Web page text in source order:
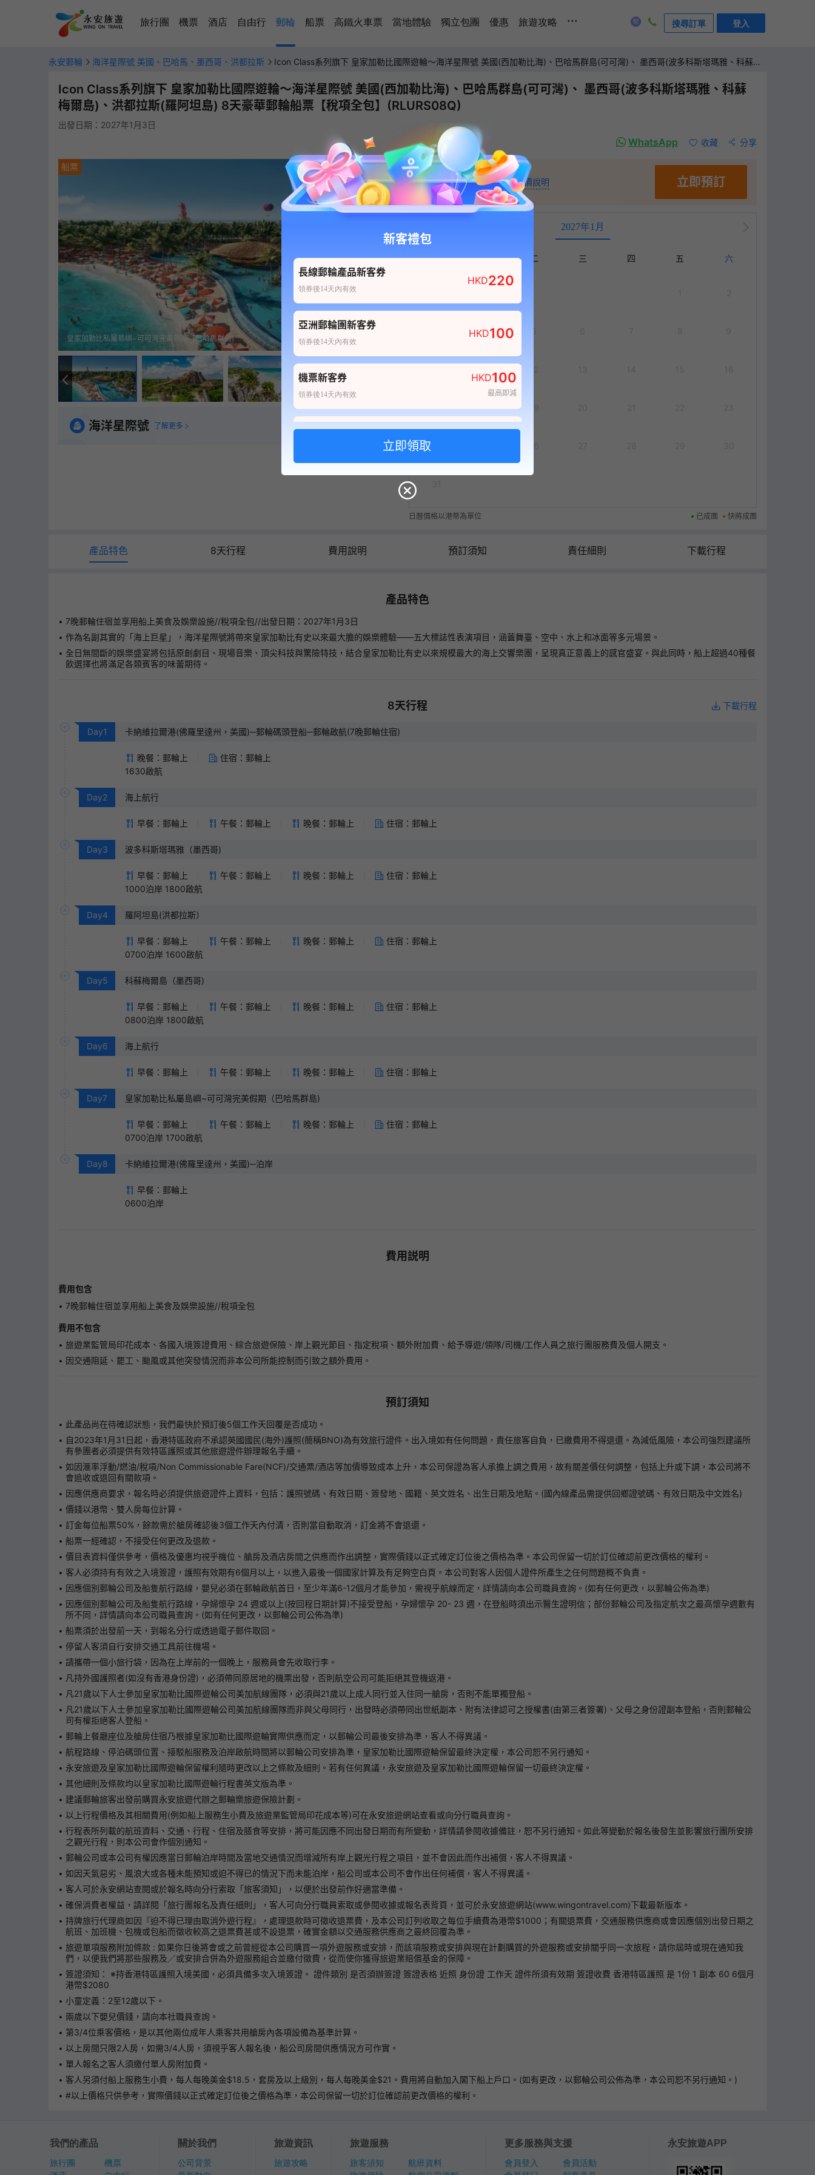
旅行團 機票 酒店 自由行 郵輪 船票 高鐵火車票 當地體驗 獨立包團 優惠 旅遊攻略 ... 搜尋訂單 登入
永安郵輪 海洋星際號 美國、巴哈馬、墨西哥、洪都拉斯 Icon Class系列旗下 皇家加勒比國際遊輪～海洋星際號 美國(西加勒比海)、巴哈馬群島(可可灣)、 墨西哥(波多科斯塔瑪雅、科蘇梅
爾島)、洪都拉斯(羅阿坦島) 8天豪華郵輪船票【稅項全包】
Icon Class系列旗下 皇家加勒比國際遊輪～海洋星際號 美國(西加勒比海)、巴哈馬群島(可可灣)、 墨西哥(波多科斯塔瑪雅、科蘇
梅爾島)、洪都拉斯(羅阿坦島) 8天豪華郵輪船票【稅項全包】(RLURS08Q)
出發日期：2027年1月3日
WhatsApp 收藏 分享
皇家加勒比私屬島嶼~可可灣完美假期（巴哈馬群島)
船票
海洋星際號 了解更多
HKD 13,399+ 起價說明 立即預訂
2027年1月
日 一 二 三 四 五 六
4
17 18
日曆價格以港幣為單位 已成團 快將成團
產品特色 8天行程 費用說明 預訂須知 責任細則 下載行程
產品特色
7晚郵輪住宿並享用船上美食及娛樂設施//稅項全包//出發日期：2027年1月3日
作為名副其實的「海上巨星」，海洋星際號將帶來皇家加勒比有史以來最大膽的娛樂體驗——五大標誌性表演項目，涵蓋舞臺、空中、水上和冰面等多元場景。
全日無間斷的娛樂盛宴將包括原創劇目、現場音樂、頂尖科技與驚險特技，結合皇家加勒比有史以來規模最大的海上交響樂團，呈現真正意義上的感官盛宴。與此同時，船上超過40種餐
飲選擇也將滿足各類賓客的味蕾期待。
8天行程 下載行程
Day1 卡納維拉爾港(佛羅里達州，美國)─郵輪碼頭登船─郵輪啟航(7晚郵輪住宿)
晚餐：郵輪上
住宿：郵輪上
1630啟航
Day2 海上航行
早餐：郵輪上 午餐：郵輪上 晚餐：郵輪上 住宿：郵輪上
Day3 波多科斯塔瑪雅（墨西哥)
早餐：郵輪上 午餐：郵輪上 晚餐：郵輪上
住宿：郵輪上
1000泊岸 1800啟航
Day4 羅阿坦島(洪都拉斯）
早餐：郵輪上 午餐：郵輪上 晚餐：郵輪上
住宿：郵輪上
0700泊岸 1600啟航
Day5 科蘇梅爾島（墨西哥)
早餐：郵輪上 午餐：郵輪上 晚餐：郵輪上
住宿：郵輪上
0800泊岸 1800啟航
Day6 海上航行
早餐：郵輪上 午餐：郵輪上 晚餐：郵輪上 住宿：郵輪上
Day7 皇家加勒比私屬島嶼~可可灣完美假期（巴哈馬群島)
早餐：郵輪上 午餐：郵輪上 晚餐：郵輪上
住宿：郵輪上
0700泊岸 1700啟航
Day8 卡納維拉爾港(佛羅里達州，美國)─泊岸
早餐：郵輪上
0600泊岸
費用説明
費用包含
7晚郵輪住宿並享用船上美食及娛樂設施//稅項全包
費用不包含
旅遊業監管局印花成本、各國入境簽證費用、綜合旅遊保險、岸上觀光節目、指定稅項、額外附加費、給予導遊/領隊/司機/工作人員之旅行團服務費及個人開支。
因交通阻延、罷工、颱風或其他突發情況而非本公司所能控制而引致之額外費用。
預訂須知
此產品尚在待確認狀態，我們最快於預訂後5個工作天回覆是否成功。
自2023年1月31日起，香港特區政府不承認英國國民(海外)護照(簡稱BNO)為有效旅行證件。出入境如有任何問題，責任旅客自負，已繳費用不得退還。為減低風險，本公司強烈建議所
有參團者必須提供有效特區護照或其他旅遊證件辦理報名手續。
如因滙率浮動/燃油/稅項/Non Commissionable Fare(NCF)/交通票/酒店等加價導致成本上升，本公司保證為客人承擔上調之費用，故有關差價任何調整，包括上升或下調，本公司將不
會追收或退回有關款項。
因應供應商要求，報名時必須提供旅遊證件上資料，包括：護照號碼、有效日期、簽發地、國籍、英文姓名、出生日期及地點。(國內線產品需提供回鄉證號碼、有效日期及中文姓名)
價錢以港幣、雙人房每位計算。
訂金每位船票50%，餘款需於艙房確認後3個工作天內付清，否則當自動取消，訂金將不會退還。
船票一經確認，不接受任何更改及退款。
價目表資料僅供參考，價格及優惠均視乎機位、艙房及酒店房間之供應而作出調整，實際價錢以正式確定訂位後之價格為準。本公司保留一切於訂位確認前更改價格的權利。
客人必須持有有效之入境簽證，護照有效期有6個月以上，以進入最後一個國家計算及有足夠空白頁。本公司對客人因個人證件所產生之任何問題概不負責。
因應個別郵輪公司及船隻航行路線，嬰兒必須在郵輪啟航首日，至少年滿6-12個月才能參加，需視乎航線而定，詳情請向本公司職員查詢。(如有任何更改，以郵輪公佈為準)
因應個別郵輪公司及船隻航行路線，孕婦懷孕 24 週或以上(按回程日期計算)不接受登船，孕婦懷孕 20- 23 週，在登船時須出示醫生證明信；部份郵輪公司及指定航次之最高懷孕週數有
所不同，詳情請向本公司職員查詢。(如有任何更改，以郵輪公司公佈為準)
船票須於出發前一天，到報名分行或透過電子郵件取回。
停留人客須自行安排交通工具前往機場。
請攜帶一個小旅行袋，因為在上岸前的一個晚上，服務員會先收取行李。
凡持外國護照者(如沒有香港身份證)，必須帶同原居地的機票出發，否則航空公司可能拒絕其登機返港。
凡21歲以下人士參加皇家加勒比國際遊輪公司美加航線團隊，必須與21歲以上成人同行並入住同一艙房，否則不能單獨登船。
凡21歲以下人士參加皇家加勒比國際遊輪公司美加航線團隊而非與父母同行，出發時必須帶同出世紙副本、附有法律認可之授權書(由第三者簽署)、父母之身份證副本登船，否則郵輪公
司有權拒絕客人登船。
郵輪上餐廳座位及艙房住宿乃根據皇家加勒比國際遊輪實際供應而定，以郵輪公司最後安排為準，客人不得異議。
航程路線、停泊碼頭位置、接駁船服務及泊岸啟航時間將以郵輪公司安排為準，皇家加勒比國際遊輪保留最終決定權，本公司恕不另行通知。
永安旅遊及皇家加勒比國際遊輪保留權利隨時更改以上之條款及細則。若有任何異議，永安旅遊及皇家加勒比國際遊輪保留一切最終決定權。
其他細則及條款均以皇家加勒比國際遊輪行程書英文版為準。
建議郵輪旅客出發前購買永安旅遊代辦之郵輪樂旅遊保險計劃。
以上行程價格及其相關費用(例如船上服務生小費及旅遊業監管局印花成本等)可在永安旅遊網站查看或向分行職員查詢。
行程表所列載的航班資料、交通、行程、住宿及膳食等安排，將可能因應不同出發日期而有所變動，詳情請參閱收據備註，恕不另行通知。如此等變動於報名後發生並影響旅行團所安排
之觀光行程，則本公司會作個別通知。
郵輪公司或本公司有權因應當日郵輪泊岸時間及當地交通情況而增減所有岸上觀光行程之項目，並不會因此而作出補償，客人不得異議。
如因天氣惡劣、風浪大或各種未能預知或迫不得已的情況下而未能泊岸，船公司或本公司不會作出任何補償，客人不得異議。
客人可於永安網站查閱或於報名時向分行索取「旅客須知」，以便於出發前作好適當準備。
確保消費者權益，請詳閱「旅行團報名及責任細則」，客人可向分行職員索取或參閱收據或報名表背頁，並可於永安旅遊網站(www.wingontravel.com)下載最新版本。
持牌旅行代理商如因『迫不得已理由取消外遊行程』，處理退款時可徵收退票費，及本公司訂列收取之每位手續費為港幣$1000；有關退票費，交通服務供應商或會因應個別出發日期之
航班、加班機、包機或包船而徵收較高之退票費甚或不設退票，確實金額以交通服務供應商之最終回覆為準。
旅遊單項服務附加條款 : 如果你日後將會或之前曾經從本公司購買一項外遊服務或安排，而該項服務或安排與現在計劃購買的外遊服務或安排關乎同一次旅程，請你屆時或現在通知我
們，以便我們將那些服務及／或安排合併為外遊服務組合並繳付徵費，從而使你獲得旅遊業賠償基金的保障。
簽證須知： ※持香港特區護照入境美國，必須具備多次入境簽證。 證件類別 是否須辦簽證 簽證表格 近照 身份證 工作天 證件所須有效期 簽證收費 香港特區護照 是 1份 1 副本 60 6個月
港幣$2080
小童定義：2至12歲以下。
兩歲以下嬰兒價錢，請向本社職員查詢。
第3/4位乘客價格，是以其他兩位成年人乘客共用艙房內各項設備為基準計算。
以上房間只限2人房，如需3/4人房，須視乎客人報名後，船公司房間供應情況方可作實。
單人報名之客人須繳付單人房附加費。
客人另須付船上服務生小費，每人每晚美金$18.5，套房及以上級別，每人每晚美金$21。費用將自動加入閣下船上戶口。(如有更改，以郵輪公司公佈為準，本公司恕不另行通知。)
#以上價格只供參考，實際價錢以正式確定訂位後之價格為準，本公司保留一切於訂位確認前更改價格的權利。
我們的產品
旅行團
機票
關於我們
公司背景
旅遊資訊
旅遊攻略
旅遊服務
旅客須知
航班資料
更多服務與支援
會員登入
會員活動
永安旅遊APP
新客禮包
長線郵輪產品新客券
領券後14天內有效
HKD220
亞洲郵輪團新客券
領券後14天內有效
HKD100
機票新客券
領券後14天內有效
HKD100
最高即減
酒店新客券 HKD80
領券後14天內有效 預訂滿300即減
日本旅行團新客券
領券後14天內有效
HKD 160
領券後14天內有效